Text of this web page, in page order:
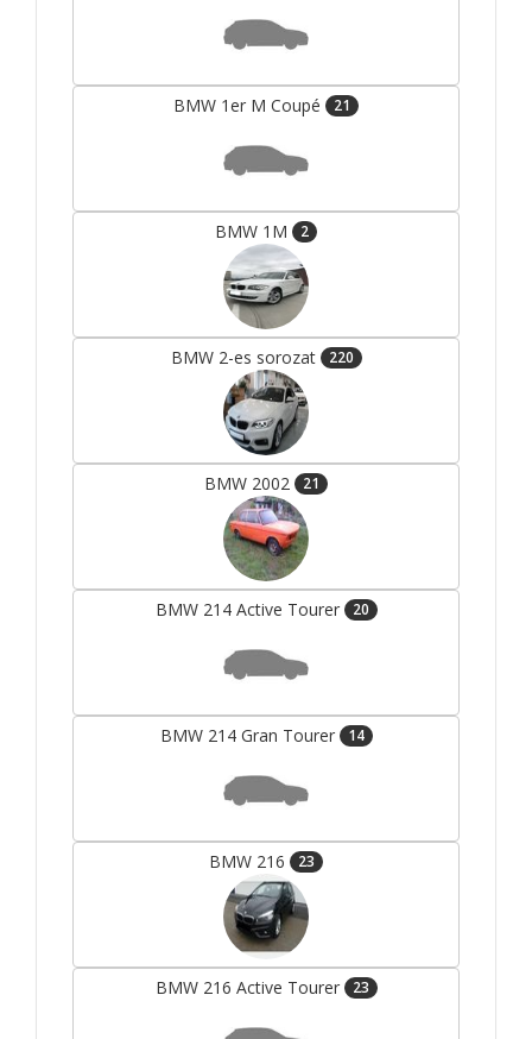
BMW 1er M Coupé 21
BMW 1M 2
BMW 2-es sorozat 220
BMW 2002 21
BMW 214 Active Tourer 20
BMW 214 Gran Tourer 14
BMW 216 23
BMW 216 Active Tourer 23